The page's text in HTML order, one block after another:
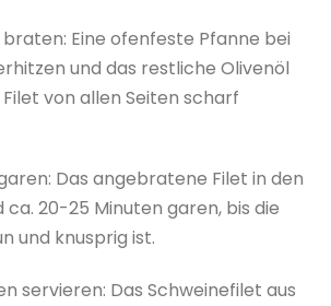
Eine ofenfeste Pfanne bei
und das restliche Olivenöl
Filet von allen Seiten scharf
Das angebratene Filet in den
20-25 Minuten garen, bis die
und knusprig ist.
servieren: Das Schweinefilet aus